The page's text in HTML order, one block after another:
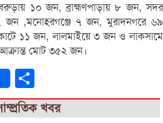
১০ জন, ব্রাহ্মণপাড়ায় ৮ জন, সদর
জন ,মনোহরগঞ্জে ৭ জন, মুরাদনগরে ৬৯
১১ জন, লালমাইয়ে ৩ জন ও লাকসামে
মোট ৩৫২ জন।
খবর